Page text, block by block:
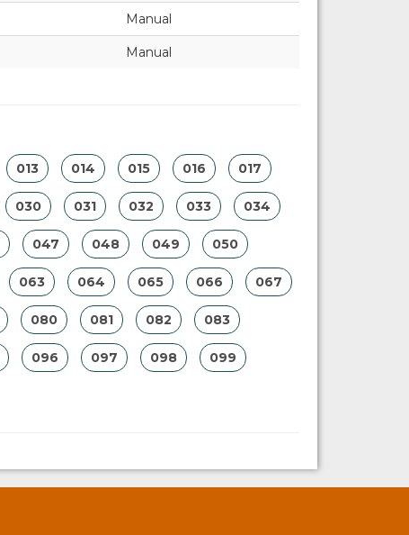
Manual
Manual
013 014 015 016 017
030 031 032 033 034
047 048 049 050
063 064 065 066 067
080 081 082 083
096 097 098 099